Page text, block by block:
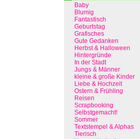
Baby
Blumig
Fantastisch
Geburtstag
Grafisches
Gute Gedanken
Herbst & Halloween
Hintergründe
In der Stadt
Jungs & Männer
kleine & große Kinder
Liebe & Hochzeit
Ostern & Frühling
Reisen
Scrapbooking
Selbstgemacht!
Sommer
Textstempel & Alphas
Tierisch